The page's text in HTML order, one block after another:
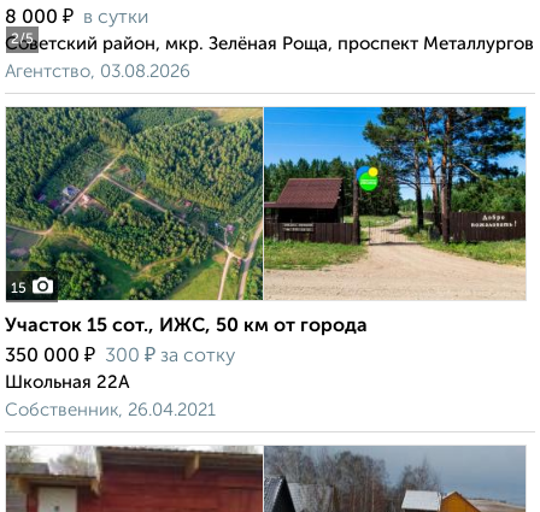
2/5
8 000 ₽ в сутки
Советский район, мкр. Зелёная Роща, проспект Металлургов
Агентство, 03.08.2026
15
Участок 15 сот., ИЖС, 50 км от города
350 000 ₽ 300 ₽ за сотку
Школьная 22А
Собственник, 26.04.2021